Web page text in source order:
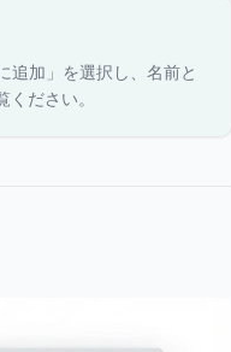
追加」を選択し、名前と
ください。